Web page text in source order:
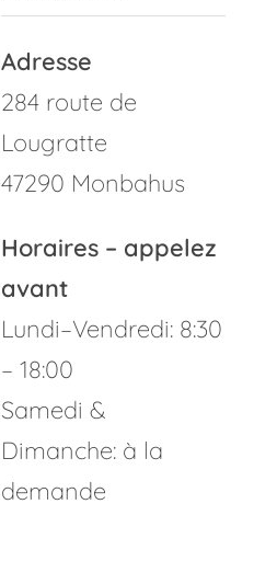
Adresse
284 route de
Lougratte
47290 Monbahus
Horaires – appelez
avant
Lundi–Vendredi: 8:30
– 18:00
Samedi &
Dimanche: à la
demande